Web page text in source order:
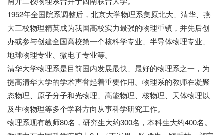
1952年全国院系调整后，北京大学物理系集原北大、清华、燕
大三校物理精英成为我国高校实力最强的物理重镇，并先后创
办或参与创建全国高校第一个核科学专业、半导体物理专业、
地球物理专业、微电子专业等。
清华大学物理系是目前国内发展最快、最好的物理系之一，为
提高清华大学的学术声誉起着重要作用。物理系的教师在凝聚
态物理、原子分子和光物理、高能物理、核物理、天体物理以
及生物物理等多个学科方向从事科学研究工作。
物理系现有教师80名，研究生大约300名，本科生大约400名。